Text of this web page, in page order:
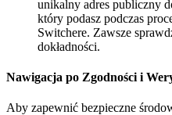
unikalny adres publiczny
który podasz podczas
Switchere. Zawsze
dokładności.
Nawigacja po Zgodności i
Aby zapewnić bezpieczne